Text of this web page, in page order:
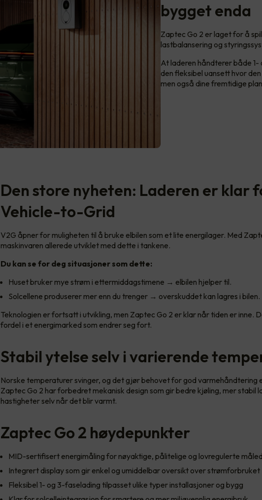
bygget enda
Zaptec Go 2 er laget for å
lastbalansering og
At laderen håndterer både
den fleksibel uansett hvor
men også dine fremtidige
Den store nyheten: Laderen er klar
Vehicle-to-Grid
V2G åpner for muligheten til å bruke elbilen som et lite energilager. Med
maskinvaren allerede utviklet med dette i tankene.
Du kan se for deg situasjoner som dette:
Huset bruker mye strøm i ettermiddagstimene → elbilen hjelper til.
Solcellene produserer mer enn du trenger → overskuddet kan lagres i bilen.
Teknologien er fortsatt i utvikling, men Zaptec Go 2 er klar når tiden er inne.
fordel i et energimarked som endrer seg fort.
Stabil ytelse selv i varierende
Norske temperaturer svinger, og det gjør behovet for god varmehåndtering
Zaptec Go 2 har forbedret mekanisk design som gir bedre kjøling, mer stabil
hastigheter selv når det blir varmt.
Zaptec Go 2 høydepunkter
MID-sertifisert energimåling for nøyaktige, pålitelige og lovregulerte
Integrert display som gir enkel og umiddelbar oversikt over strømforbruket
Fleksibel 1- og 3-faselading tilpasset ulike typer installasjoner og bygg